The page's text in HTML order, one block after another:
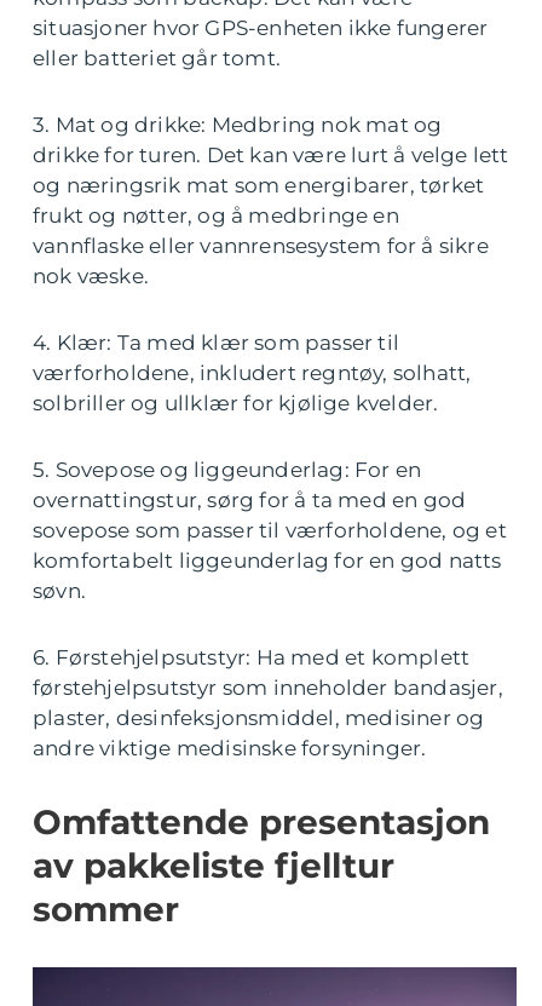
situasjoner hvor GPS-enheten ikke fungerer
eller batteriet går tomt.
3. Mat og drikke: Medbring nok mat og
drikke for turen. Det kan være lurt å velge lett
og næringsrik mat som energibarer, tørket
frukt og nøtter, og å medbringe en
vannflaske eller vannrensesystem for å sikre
nok væske.
4. Klær: Ta med klær som passer til
værforholdene, inkludert regntøy, solhatt,
solbriller og ullklær for kjølige kvelder.
5. Sovepose og liggeunderlag: For en
overnattingstur, sørg for å ta med en god
sovepose som passer til værforholdene, og et
komfortabelt liggeunderlag for en god natts
søvn.
6. Førstehjelpsutstyr: Ha med et komplett
førstehjelpsutstyr som inneholder bandasjer,
plaster, desinfeksjonsmiddel, medisiner og
andre viktige medisinske forsyninger.
Omfattende presentasjon
av pakkeliste fjelltur
sommer